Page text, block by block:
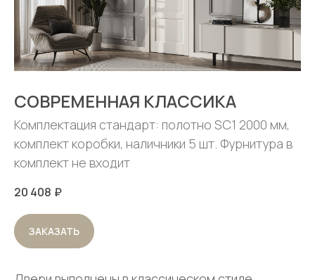
СОВРЕМЕННАЯ КЛАССИКА
Комплектация стандарт: полотно SC1 2000 мм,
комплект коробки, наличники 5 шт. Фурнитура в
комплект не входит
20 408 ₽
ЗАКАЗАТЬ